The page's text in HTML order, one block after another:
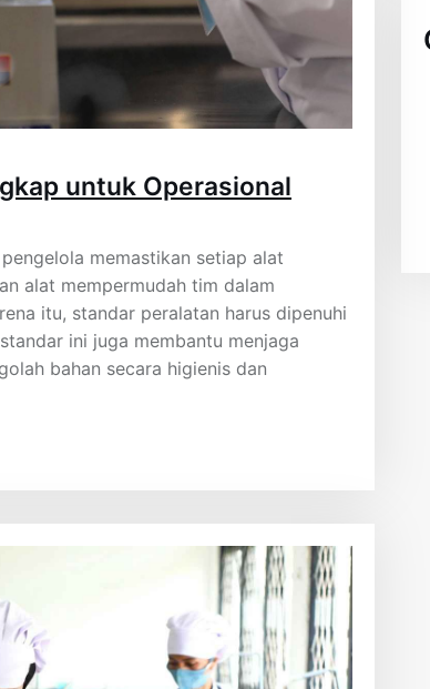
untuk Operasional
memastikan setiap alat
alat mempermudah tim dalam
itu, standar peralatan harus dipenuhi
ini juga membantu menjaga
bahan secara higienis dan